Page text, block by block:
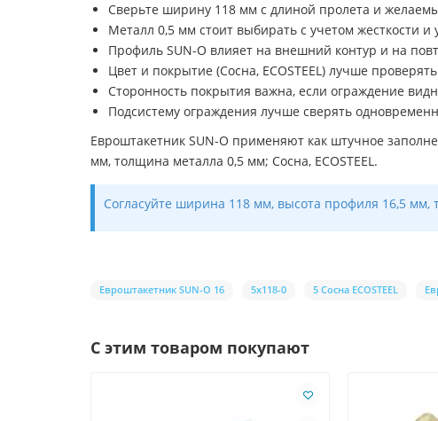
Сверьте ширину 118 мм с длиной пролета и
Металл 0,5 мм стоит выбирать с учетом жесткости и
Профиль SUN-O влияет на внешний контур и на
Цвет и покрытие (Сосна, ECOSTEEL) лучше
Сторонность покрытия важна, если ограждение
Подсистему ограждения лучше сверять
Евроштакетник SUN-O применяют как штучное
мм, толщина металла 0,5 мм; Сосна, ECOSTEEL.
Согласуйте ширина 118 мм, высота профиля 16,5 мм,
Евроштакетник SUN-O 16 5х118-0 5 Сосна ECOSTEEL
С этим товаром покупают